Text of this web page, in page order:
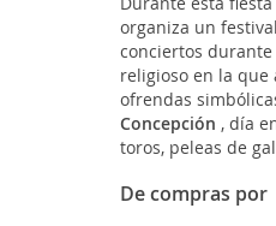
organiza un
conciertos
religioso en la
ofrendas
Concepción , día
toros, peleas de
De compras por